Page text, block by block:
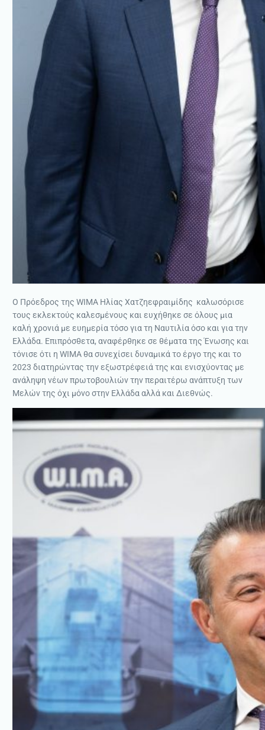
Ο Πρόεδρος της WIMA Ηλίας Χατζηεφραιμίδης καλωσόρισε
τους εκλεκτούς καλεσμένους και ευχήθηκε σε όλους μια
καλή χρονιά με ευημερία τόσο για τη Ναυτιλία όσο και για την
Ελλάδα. Επιπρόσθετα, αναφέρθηκε σε θέματα της Ένωσης και
τόνισε ότι η WIMA θα συνεχίσει δυναμικά το έργο της και το
2023 διατηρώντας την εξωστρέφειά της και ενισχύοντας με
ανάληψη νέων πρωτοβουλιών την περαιτέρω ανάπτυξη των
Μελών της όχι μόνο στην Ελλάδα αλλά και Διεθνώς.